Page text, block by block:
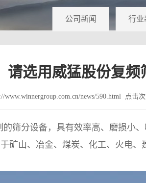
公司新闻 行业
请选用威猛股份复频
news/590.html 点击
的筛分设备，具有效率高、磨损小
矿山、冶金、煤炭、化工、火电、